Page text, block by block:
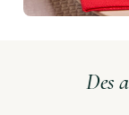
Des